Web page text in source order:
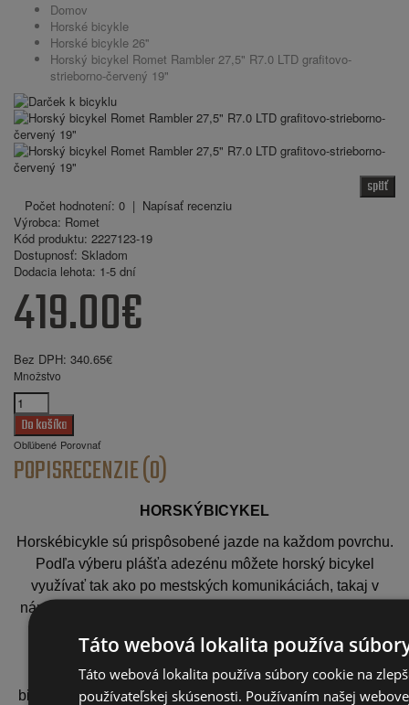
Domov
Horské bicykle
Horské bicykle 26''
Horský bicykel Romet Rambler 27,5" R7.0 LTD grafitovo-
strieborno-červený 19"
späť
Počet hodnotení: 0 | Napísať recenziu
Výrobca: Romet
Kód produktu: 2227123-19
Dostupnosť: Skladom
Dodacia lehota: 1-5 dní
419.00€
Bez DPH: 340.65€
Množstvo
Obľúbené Porovnať
POPISRECENZIE (0)
HORSKÝBICYKEL
Horskébicykle sú prispôsobené jazde na každom povrchu.
Podľa výberu plášťa adezénu môžete horský bicykel
využívať tak ako po mestských komunikáciách, takaj v
náročnejšom teréne ako napr. lesné cesty či horský terén.
enduro či na downhill. Aby bolajazda po nerovnom
povrchu maximálne pohodlná sa pri výrobe BTM
bicyklovpoužívajú odpružené predné vidlice, širšie ako pri
Táto webová lokalita používa
Táto webová lokalita používa súbory cookie na
používateľskej skúsenosti. Používaním našej